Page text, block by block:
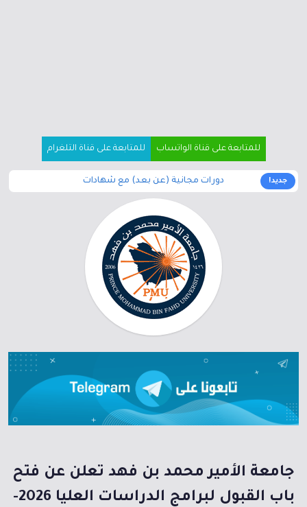
للمتابعة على قناة الواتساب للمتابعة على قناة التلغرام
جديد! دورات مجانية (عن بعد) مع شهادات
جامعة الأمير محمد بن فهد تعلن عن فتح
باب القبول لبرامج الدراسات العليا 2026-